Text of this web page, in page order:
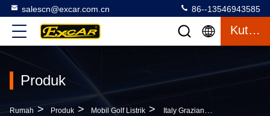
salescn@excar.com.cn 86--13546943585
Kutipan
Produk
Rumah > Produk > Mobil Golf Listrik > Italy Graziano Axle 2 Passenger Golf Cart, Mobil Golf Listrik